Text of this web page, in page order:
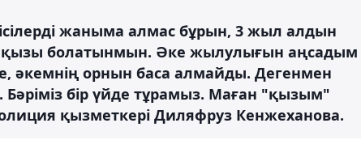
жаныма алмас бұрын, 3 жыл алдын
қызы болатынмын. Әке жылулығын аңсадым
әкемнің орнын баса алмайды. Дегенмен
бір үйде тұрамыз. Маған "қызым"
қызметкері Диляфруз Кенжеханова.